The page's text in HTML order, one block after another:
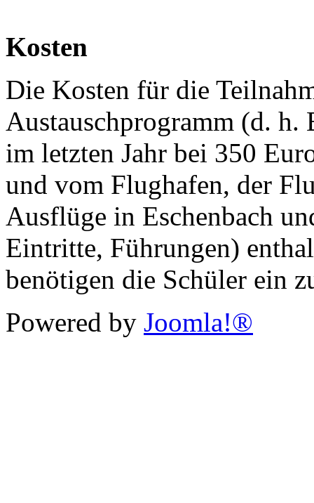
Kosten
Die Kosten für die
Austauschprogramm (d. h.
im letzten Jahr bei 350
und vom Flughafen, der
Ausflüge in Eschenbach
Eintritte, Führungen)
benötigen die Schüler ein
Powered by Joomla!®